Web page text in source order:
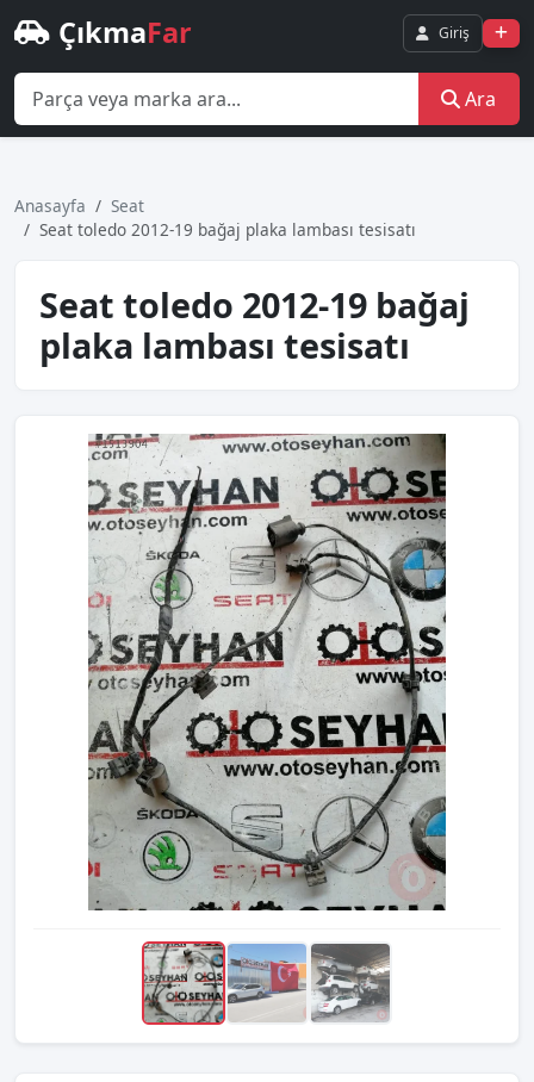
ÇıkmaFar Giriş
Ara
Anasayfa
Seat
Seat toledo 2012-19 bağaj plaka lambası tesisatı
Seat toledo 2012-19 bağaj
plaka lambası tesisatı